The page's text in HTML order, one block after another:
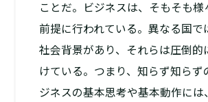
ことだ。ビジネスは、そもそも様
前提に行われている。異なる国で
社会背景があり、それらは圧倒的
けている。つまり、知らず知らず
ジネスの基本思考や基本動作には